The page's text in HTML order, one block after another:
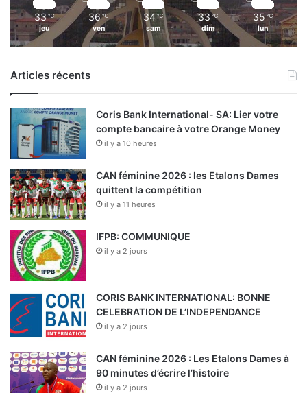
33 ℃
jeu
36 ℃
ven
34 ℃
sam
33 ℃
dim
35 ℃
lun
Articles récents
Coris Bank International- SA: Lier votre
compte bancaire à votre Orange Money
il y a 10 heures
CAN féminine 2026 : les Etalons Dames
quittent la compétition
il y a 11 heures
IFPB: COMMUNIQUE
il y a 2 jours
CORIS BANK INTERNATIONAL: BONNE
CELEBRATION DE L’INDEPENDANCE
il y a 2 jours
CAN féminine 2026 : Les Etalons Dames à
90 minutes d’écrire l’histoire
il y a 2 jours